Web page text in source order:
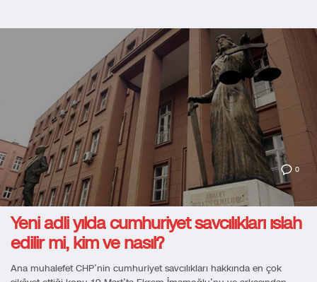
0
Yeni adli yılda cumhuriyet savcılıkları ıslah
edilir mi, kim ve nasıl?
Ana muhalefet CHP’nin cumhuriyet savcılıkları hakkında en çok